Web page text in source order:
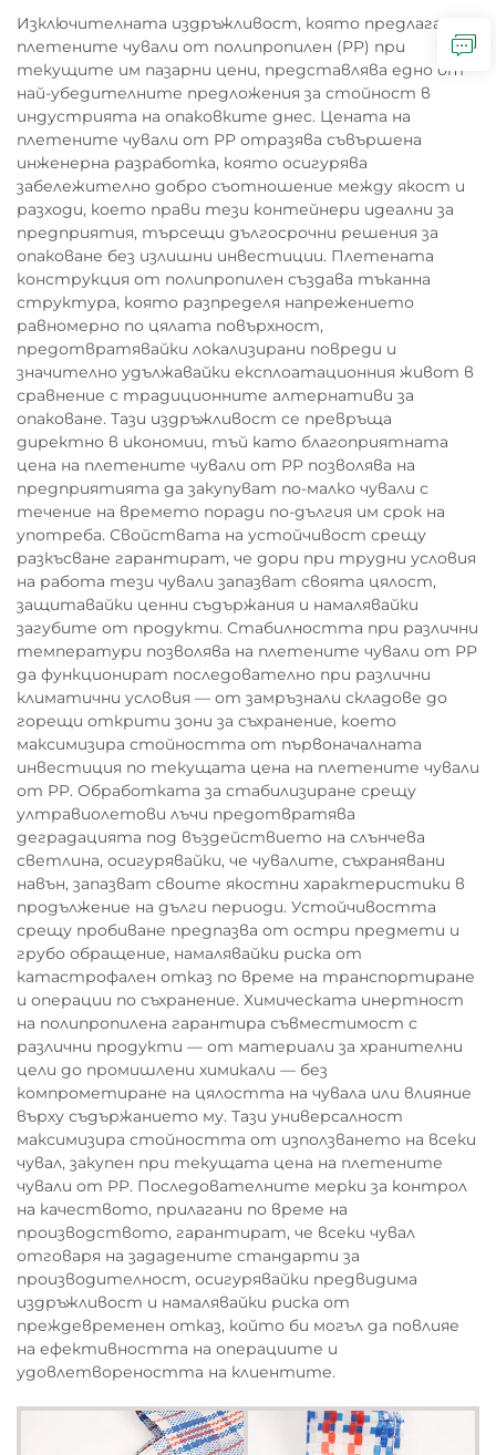
Изключителната издръжливост, която предлагат
плетените чували от полипропилен (PP) при
текущите им пазарни цени, представлява едно от
най-убедителните предложения за стойност в
индустрията на опаковките днес. Цената на
плетените чували от PP отразява съвършена
инженерна разработка, която осигурява
забележително добро съотношение между якост и
разходи, което прави тези контейнери идеални за
предприятия, търсещи дългосрочни решения за
опаковане без излишни инвестиции. Плетената
конструкция от полипропилен създава тъканна
структура, която разпределя напрежението
равномерно по цялата повърхност,
предотвратявайки локализирани повреди и
значително удължавайки експлоатационния живот в
сравнение с традиционните алтернативи за
опаковане. Тази издръжливост се превръща
директно в икономии, тъй като благоприятната
цена на плетените чували от PP позволява на
предприятията да закупуват по-малко чували с
течение на времето поради по-дългия им срок на
употреба. Свойствата на устойчивост срещу
разкъсване гарантират, че дори при трудни условия
на работа тези чували запазват своята цялост,
защитавайки ценни съдържания и намалявайки
загубите от продукти. Стабилността при различни
температури позволява на плетените чували от PP
да функционират последователно при различни
климатични условия — от замръзнали складове до
горещи открити зони за съхранение, което
максимизира стойността от първоначалната
инвестиция по текущата цена на плетените чували
от PP. Обработката за стабилизиране срещу
ултравиолетови лъчи предотвратява
деградацията под въздействието на слънчева
светлина, осигурявайки, че чувалите, съхранявани
навън, запазват своите якостни характеристики в
продължение на дълги периоди. Устойчивостта
срещу пробиване предпазва от остри предмети и
грубо обращение, намалявайки риска от
катастрофален отказ по време на транспортиране
и операции по съхранение. Химическата инертност
на полипропилена гарантира съвместимост с
различни продукти — от материали за хранителни
цели до промишлени химикали — без
компрометиране на цялостта на чувала или влияние
върху съдържанието му. Тази универсалност
максимизира стойността от използването на всеки
чувал, закупен при текущата цена на плетените
чували от PP. Последователните мерки за контрол
на качеството, прилагани по време на
производството, гарантират, че всеки чувал
отговаря на зададените стандарти за
производителност, осигурявайки предвидима
издръжливост и намалявайки риска от
преждевременен отказ, който би могъл да повлияе
на ефективността на операциите и
удовлетвореността на клиентите.